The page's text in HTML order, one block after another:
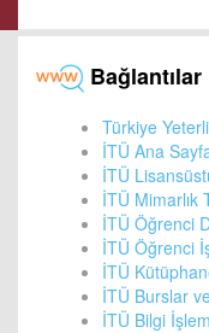
Bağlantılar
Türkiye
İTÜ Ana
İTÜ
İTÜ Mimarlık
İTÜ Öğrenci
İTÜ Öğrenci
İTÜ
İTÜ Burslar
İTÜ Bilgi